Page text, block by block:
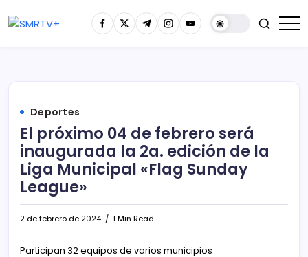
Deportes
El próximo 04 de febrero será
inaugurada la 2a. edición de la
Liga Municipal «Flag Sunday
League»
2 de febrero de 2024 1 Min Read
Participan 32 equipos de varios municipios